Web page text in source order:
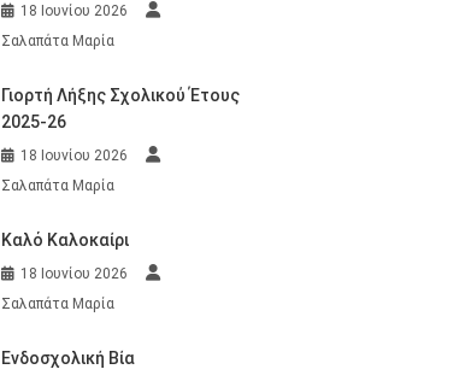
18 Ιουνίου 2026
Σαλαπάτα Μαρία
Γιορτή Λήξης Σχολικού Έτους
2025-26
18 Ιουνίου 2026
Σαλαπάτα Μαρία
Καλό Καλοκαίρι
18 Ιουνίου 2026
Σαλαπάτα Μαρία
Ενδοσχολική Βία